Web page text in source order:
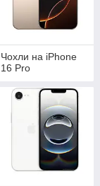
Чохли на iPhone
16 Pro